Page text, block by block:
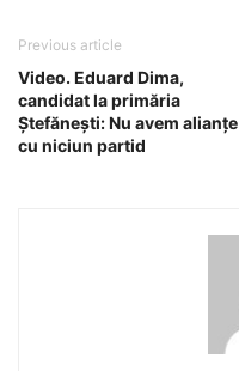
Previous article
Video. Eduard Dima,
candidat la primăria
Ștefănești: Nu avem alianțe
cu niciun partid